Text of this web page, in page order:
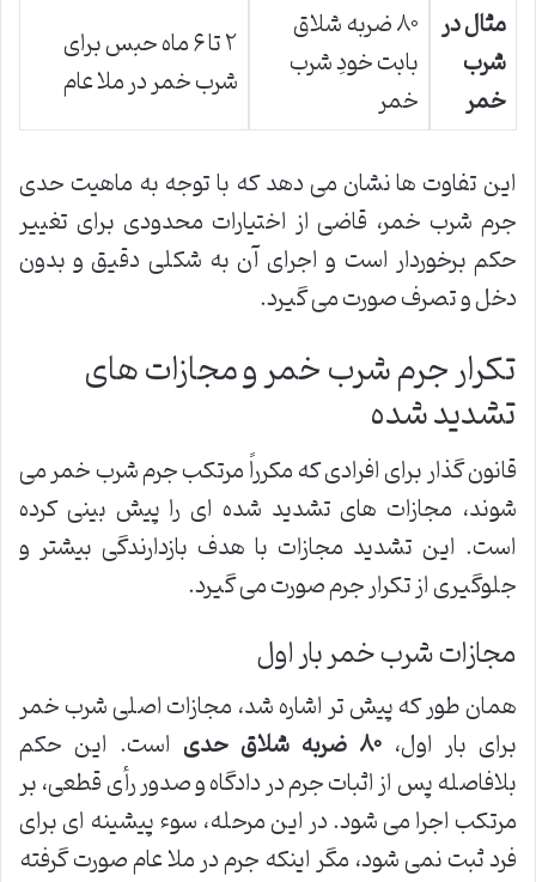
مثال در
شرب
خمر
۸۰ ضربه شلاق
بابت خودِ شرب
خمر
۲ تا ۶ ماه حبس برای
شرب خمر در ملا عام
این تفاوت ها نشان می دهد که با توجه به ماهیت حدی
جرم شرب خمر، قاضی از اختیارات محدودی برای تغییر
حکم برخوردار است و اجرای آن به شکلی دقیق و بدون
دخل و تصرف صورت می گیرد.
تکرار جرم شرب خمر و مجازات های
تشدید شده
قانون گذار برای افرادی که مکرراً مرتکب جرم شرب خمر می
شوند، مجازات های تشدید شده ای را پیش بینی کرده
است. این تشدید مجازات با هدف بازدارندگی بیشتر و
جلوگیری از تکرار جرم صورت می گیرد.
مجازات شرب خمر بار اول
همان طور که پیش تر اشاره شد، مجازات اصلی شرب خمر
برای بار اول، ۸۰ ضربه شلاق حدی
است. این حکم
بلافاصله پس از اثبات جرم در دادگاه و صدور رأی قطعی، بر
مرتکب اجرا می شود. در این مرحله، سوء پیشینه ای برای
فرد ثبت نمی شود، مگر اینکه جرم در ملا عام صورت گرفته